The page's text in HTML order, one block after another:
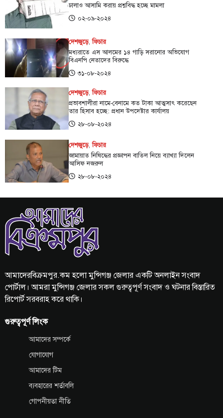
ঢালাও আসামি করায় প্রশ্নবিদ্ধ হচ্ছে মামলা
০২-০৯-২০২৪
দেশজুড়ে,ফিচার
মধ্যরাতে এস আলমের ১৪ গাড়ি সরানোর অভিযোগ
বিএনপি নেতাদের বিরুদ্ধে
৩১-০৮-২০২৪
দেশজুড়ে,ফিচার
প্রভাবশালীরা নামে-বেনামে কত টাকা আত্মসাৎ করেছেন
তার হিসাব হচ্ছে: প্রধান উপদেষ্টার কার্যালয়
২৮-০৮-২০২৪
দেশজুড়ে,ফিচার
জামায়াত নিষিদ্ধের প্রজ্ঞাপন বাতিল নিয়ে ব্যাখ্যা দিলেন
আসিফ নজরুল
২৮-০৮-২০২৪
আমাদেরবিক্রমপুর.কম হলো মুন্সিগঞ্জ জেলার একটি অনলাইন সংবাদ
পোর্টাল। আমরা মুন্সিগঞ্জ জেলার সকল গুরুত্বপূর্ণ সংবাদ ও ঘটনার বিস্তারিত
রিপোর্ট সরবরাহ করে থাকি।
গুরুত্বপূর্ণ লিংক
আমাদের সম্পর্কে
যোগাযোগ
আমাদের টিম
ব্যবহারের শর্তাবলি
গোপনীয়তা নীতি